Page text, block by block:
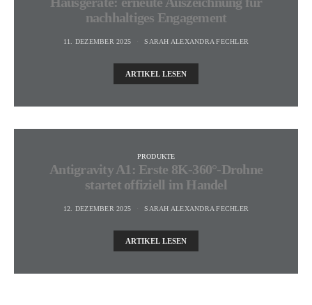
nachhaltiges Engagement
11. DEZEMBER 2025 SARAH ALEXANDRA FECHLER
ARTIKEL LESEN
PRODUKTE
Antigravity A1: Erste 8K-360°-Drohne
startet offiziell im Handel
12. DEZEMBER 2025 SARAH ALEXANDRA FECHLER
ARTIKEL LESEN